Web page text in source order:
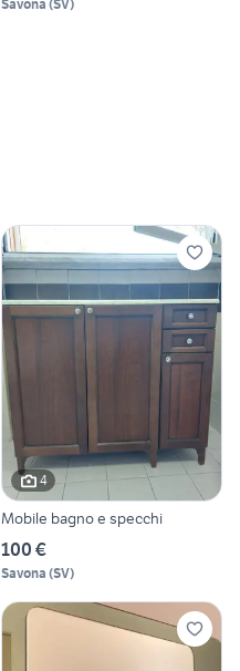
Savona (SV)
4
Mobile bagno e specchi
100 €
Savona (SV)